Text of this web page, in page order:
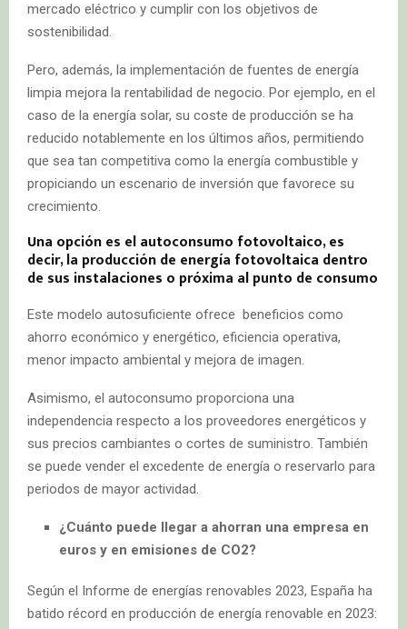
mercado eléctrico y cumplir con los objetivos de
sostenibilidad.
Pero, además, la implementación de fuentes de energía
limpia mejora la rentabilidad de negocio. Por ejemplo, en el
caso de la energía solar, su coste de producción se ha
reducido notablemente en los últimos años, permitiendo
que sea tan competitiva como la energía combustible y
propiciando un escenario de inversión que favorece su
crecimiento.
Una opción es el autoconsumo fotovoltaico, es
decir, la producción de energía fotovoltaica dentro
de sus instalaciones o próxima al punto de consumo
Este modelo autosuficiente ofrece beneficios como
ahorro económico y energético, eficiencia operativa,
menor impacto ambiental y mejora de imagen.
Asimismo, el autoconsumo proporciona una
independencia respecto a los proveedores energéticos y
sus precios cambiantes o cortes de suministro. También
se puede vender el excedente de energía o reservarlo para
periodos de mayor actividad.
¿Cuánto puede llegar a ahorran una empresa en
euros y en emisiones de CO2?
Según el Informe de energías renovables 2023, España ha
batido récord en producción de energía renovable en 2023: